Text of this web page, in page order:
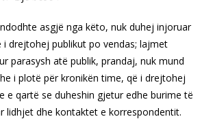
asgjë nga këto, nuk duhej injoruar
i drejtohej publikut po vendas; lajmet
parasysh atë publik, prandaj, nuk mund
i plotë për kronikën time, që i drejtohej
e qartë se duheshin gjetur edhe burime të
lidhjet dhe kontaktet e korrespondentit.